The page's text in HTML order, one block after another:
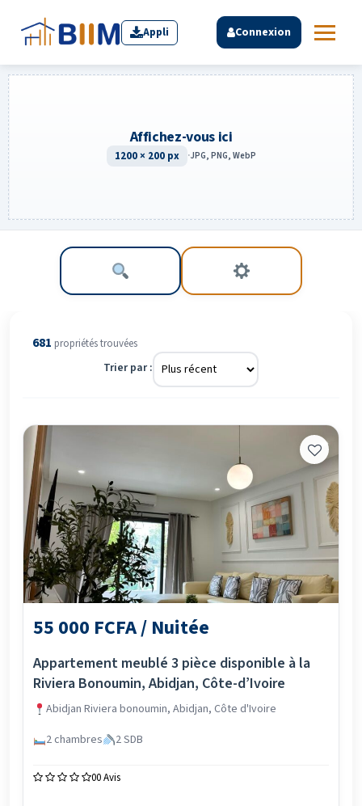
Appli Connexion
Affichez-vous ici
1200 × 200 px ·JPG, PNG, WebP
681 propriétéstrouvées
Trier par :
55 000 FCFA / Nuitée
Appartement meublé 3 pièce disponible à la
Riviera Bonoumin, Abidjan, Côte-d’Ivoire
Abidjan Riviera bonoumin, Abidjan, Côte d'Ivoire
2 chambres
2 SDB
00 Avis